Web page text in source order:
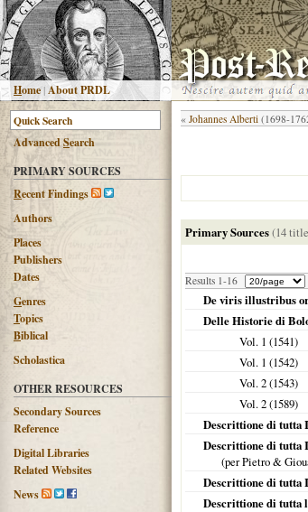
Home |About PRDL
AdvancedSearch
PRIMARY SOURCES
Recent Findings
Authors
Places
Publishers
Dates
Genres
Topics
Biblical
Scholastica
OTHER RESOURCES
Secondary Sources
Reference
Digital Libraries
Related Websites
News
« Johannes Alberti (1698-
Primary Sources(14
Results 1-16
De viris illustribus
Delle Historie di
Vol. 1 (1541)
Vol. 1 (1542)
Vol. 2 (1543)
Vol. 2 (1589)
Descrittione di tutta
Descrittione di tutta
(per Pietro &
Descrittione di tutta
Descrittione di tutta